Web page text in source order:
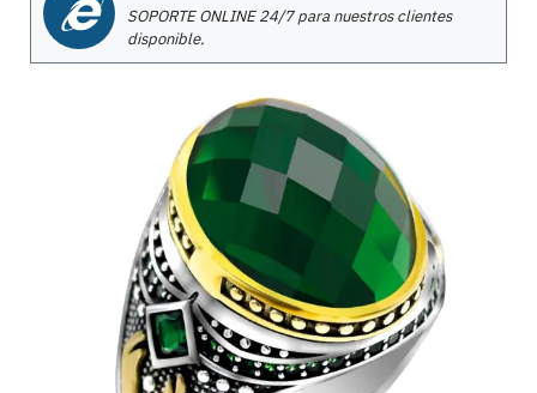
SOPORTE ONLINE 24/7 para nuestros clientes
disponible.